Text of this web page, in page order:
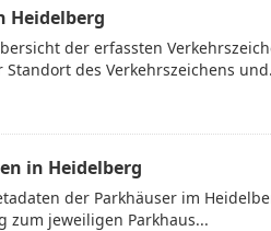
Heidelberg
der erfassten
des Verkehrszeichens
in Heidelberg
der Parkhäuser im
zum jeweiligen Parkhaus...